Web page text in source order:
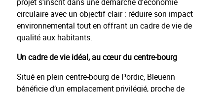
circulaire avec un objectif clair : réduire son impact
environnemental tout en offrant un cadre de vie de
qualité aux habitants.
Un cadre de vie idéal, au cœur du centre-bourg
Situé en plein centre-bourg de Pordic, Bleuenn
bénéficie d’un emplacement privilégié, proche de